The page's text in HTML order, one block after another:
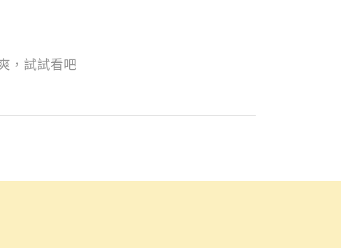
，試試看吧